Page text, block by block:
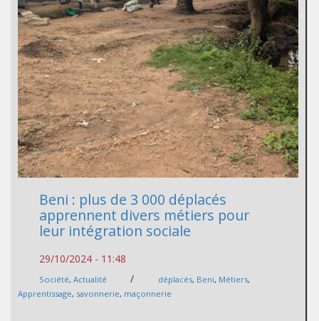
Beni : plus de 3 000 déplacés
apprennent divers métiers pour
leur intégration sociale
29/10/2024 - 11:48
Société, Actualité / déplacés, Beni, Métiers,
Apprentissage, savonnerie, maçonnerie